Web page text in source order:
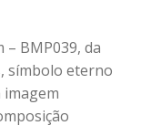
– BMP039, da
símbolo eterno
imagem